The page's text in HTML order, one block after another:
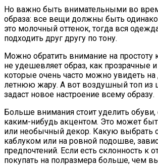
Но важно быть внимательными во
образа: все вещи должны быть
это молочный оттенок, тогда вся
подходить друг другу по тону.
Можно обратить внимание на простоту
не удешевляет образ, как прозрачные
которые очень часто можно увидеть
летнюю жару. А вот воздушный топ из
задаст новое настроение всему образу.
Больше внимания стоит уделить обуви,
каким-нибудь акцентом. Это может
или необычный декор. Какую выбрать
каблуком или на ровной подошве,
предпочтений. Если есть склонность к
покупать на полразмера больше, чем